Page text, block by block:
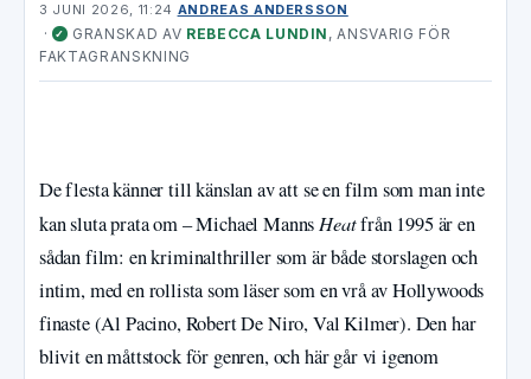
3 JUNI 2026, 11:24 ANDREAS ANDERSSON
· ✓ GRANSKAD AV REBECCA LUNDIN , ANSVARIG FÖR
FAKTAGRANSKNING
De flesta känner till känslan av att se en film som man inte
kan sluta prata om – Michael MannsHeatfrån 1995 är en
sådan film: en kriminalthriller som är både storslagen och
intim, med en rollista som läser som en vrå av Hollywoods
finaste (Al Pacino, Robert De Niro, Val Kilmer). Den har
blivit en måttstock för genren, och här går vi igenom